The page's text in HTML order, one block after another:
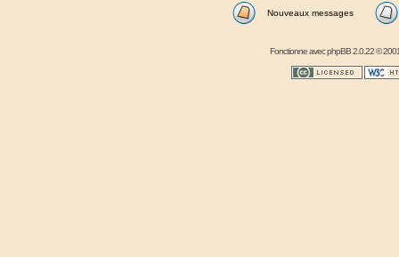
Nouveaux messages
Fonctionne avecphpBB2.0.22 ©